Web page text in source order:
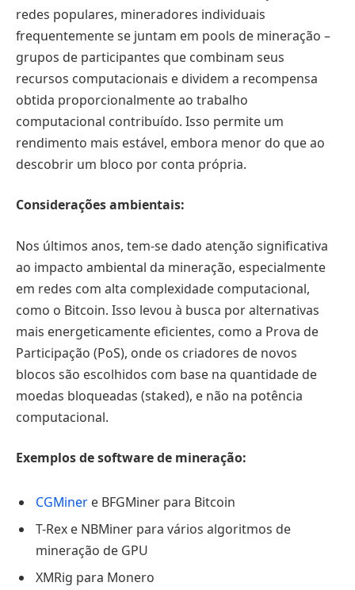
redes populares, mineradores individuais
frequentemente se juntam em pools de mineração –
grupos de participantes que combinam seus
recursos computacionais e dividem a recompensa
obtida proporcionalmente ao trabalho
computacional contribuído. Isso permite um
rendimento mais estável, embora menor do que ao
descobrir um bloco por conta própria.
Considerações ambientais:
Nos últimos anos, tem-se dado atenção significativa
ao impacto ambiental da mineração, especialmente
em redes com alta complexidade computacional,
como o Bitcoin. Isso levou à busca por alternativas
mais energeticamente eficientes, como a Prova de
Participação (PoS), onde os criadores de novos
blocos são escolhidos com base na quantidade de
moedas bloqueadas (staked), e não na potência
computacional.
Exemplos de software de mineração:
CGMiner e BFGMiner para Bitcoin
T-Rex e NBMiner para vários algoritmos de
mineração de GPU
XMRig para Monero